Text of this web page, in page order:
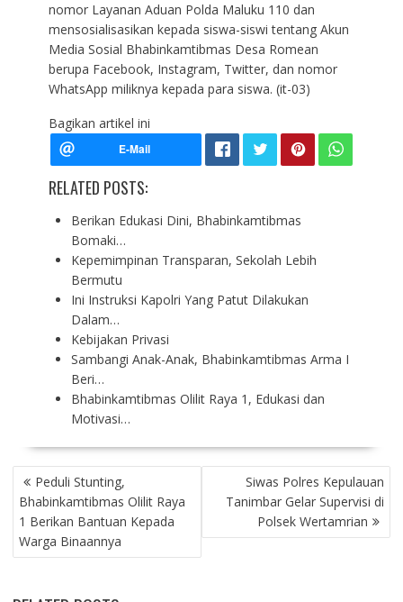
nomor Layanan Aduan Polda Maluku 110 dan
mensosialisasikan kepada siswa-siswi tentang Akun
Media Sosial Bhabinkamtibmas Desa Romean
berupa Facebook, Instagram, Twitter, dan nomor
WhatsApp miliknya kepada para siswa. (it-03)
Bagikan artikel ini
RELATED POSTS:
Berikan Edukasi Dini, Bhabinkamtibmas
Bomaki…
Kepemimpinan Transparan, Sekolah Lebih
Bermutu
Ini Instruksi Kapolri Yang Patut Dilakukan
Dalam…
Kebijakan Privasi
Sambangi Anak-Anak, Bhabinkamtibmas Arma I
Beri…
Bhabinkamtibmas Olilit Raya 1, Edukasi dan
Motivasi…
P
O
S
T
N
V
Peduli Stunting,
Bhabinkamtibmas Olilit Raya
1 Berikan Bantuan Kepada
Warga Binaannya
Siwas Polres Kepulauan
Tanimbar Gelar Supervisi di
Polsek Wertamrian